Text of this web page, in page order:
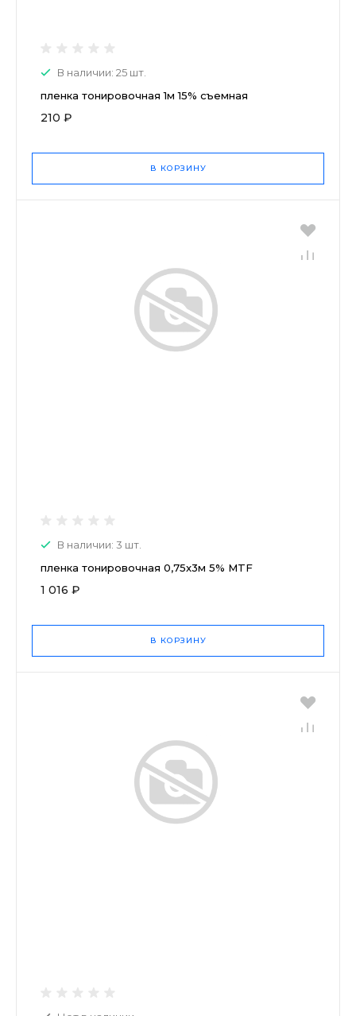
В наличии: 25 шт.
пленка тонировочная 1м 15% съемная
210 ₽
В КОРЗИНУ
В наличии: 3 шт.
пленка тонировочная 0,75x3м 5% MTF
1 016 ₽
В КОРЗИНУ